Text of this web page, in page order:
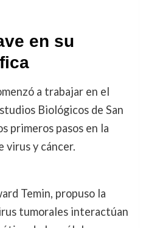
en su
a trabajar en el
Biológicos de San
primeros pasos en la
virus y cáncer.
Temin, propuso la
tumorales interactúan